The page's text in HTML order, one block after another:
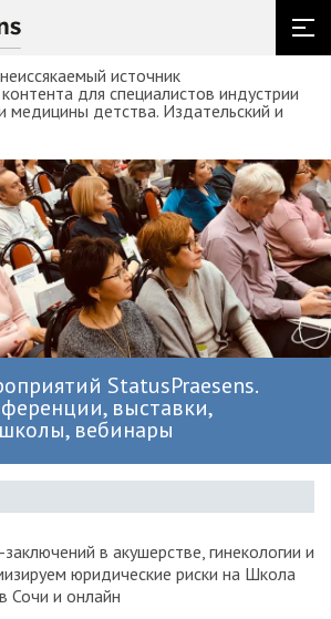
источник
для специалистов индустрии
медицины детства. Издательский и
StatusPraesens.
выставки,
вебинары
в акушерстве, гинекологии и
юридические риски на Школа
Сочи и онлайн